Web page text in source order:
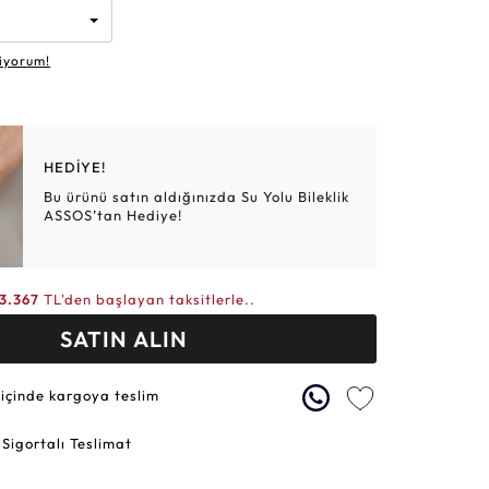
Elmas Bilezikler
Altın Tesbihler
Altın Hasır Setler
Violet
HEDİYE!
Bu ürünü satın aldığınızda Su Yolu Bileklik
ASSOS’tan Hediye!
TL'den başlayan taksitlerle..
SATIN ALIN
kargoya teslim
Teslimat